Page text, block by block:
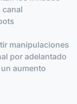
canal
manipulaciones
por adelantado
aumento